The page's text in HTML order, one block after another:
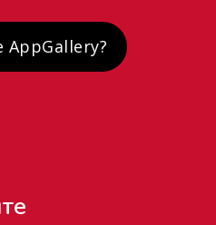
AppGallery?